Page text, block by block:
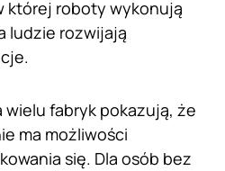
której roboty wykonują
ludzie rozwijają
fabryk pokazują, że
ma możliwości
się. Dla osób bez